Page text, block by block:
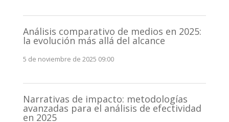
Análisis comparativo de medios en 2025:
la evolución más allá del alcance
5 de noviembre de 2025 09:00
Narrativas de impacto: metodologías
avanzadas para el análisis de efectividad
en 2025